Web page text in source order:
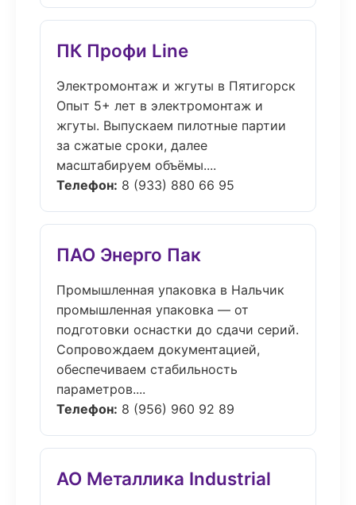
ПК Профи Line
Электромонтаж и жгуты в Пятигорск
Опыт 5+ лет в электромонтаж и
жгуты. Выпускаем пилотные партии
за сжатые сроки, далее
масштабируем объёмы....
Телефон: 8 (933) 880 66 95
ПАО Энерго Пак
Промышленная упаковка в Нальчик
промышленная упаковка — от
подготовки оснастки до сдачи серий.
Сопровождаем документацией,
обеспечиваем стабильность
параметров....
Телефон: 8 (956) 960 92 89
АО Металлика Industrial